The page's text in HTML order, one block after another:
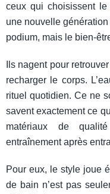
ceux qui choisissent le
une nouvelle
podium, mais le bien-
Ils nagent pour
recharger le corps.
rituel quotidien. Ce ne
savent exactement ce
matériaux de
entraînement après
Pour eux, le style joue
de bain n’est pas